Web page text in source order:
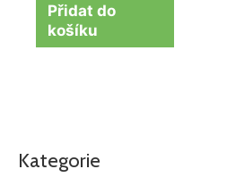
Kategorie
Přidat do
košíku